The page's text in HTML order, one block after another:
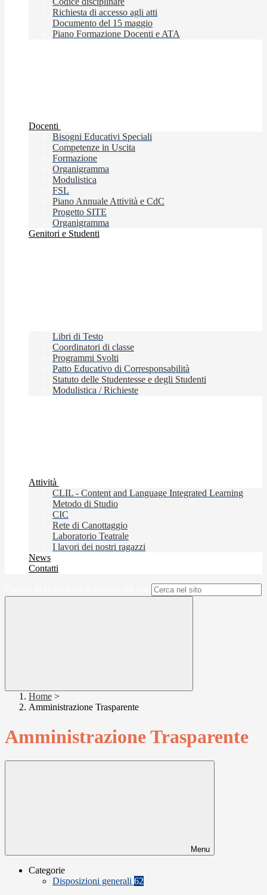
Richiesta di accesso agli atti
Documento del 15 maggio
Piano Formazione Docenti e ATA
Docenti
Bisogni Educativi Speciali
Competenze in Uscita
Formazione
Organigramma
Modulistica
FSL
Piano Annuale Attività e CdC
Progetto SITE
Organigramma
Genitori e Studenti
Libri di Testo
Coordinatori di classe
Programmi Svolti
Patto Educativo di Corresponsabilità
Statuto delle Studentesse e degli Studenti
Modulistica / Richieste
Attività
CLIL - Content and Language Integrated Learning
Metodo di Studio
CIC
Rete di Canottaggio
Laboratorio Teatrale
I lavori dei nostri ragazzi
News
Contatti
Home >
Amministrazione Trasparente
Amministrazione Trasparente
Menu
Categorie
Disposizioni generali 62